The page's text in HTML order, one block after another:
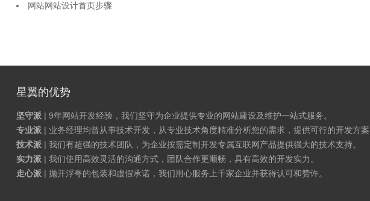
网站网站设计首页步骤
星翼的优势
坚守派 | 9年网站开发经验，我们坚守为企业提供专业的网站建设及维护一站式服务。
专业派 | 业务经理均曾从事技术开发，从专业技术角度精准分析您的需求，提供可行的开发方案
技术派 | 我们有超强的技术团队，为企业按需定制开发专属互联网产品提供强大的技术支持。
实力派 | 我们使用高效灵活的沟通方式，团队合作更顺畅，具有高效的开发实力。
走心派 | 抛开浮夸的包装和虚假承诺，我们用心服务上千家企业并获得认可和赞许。